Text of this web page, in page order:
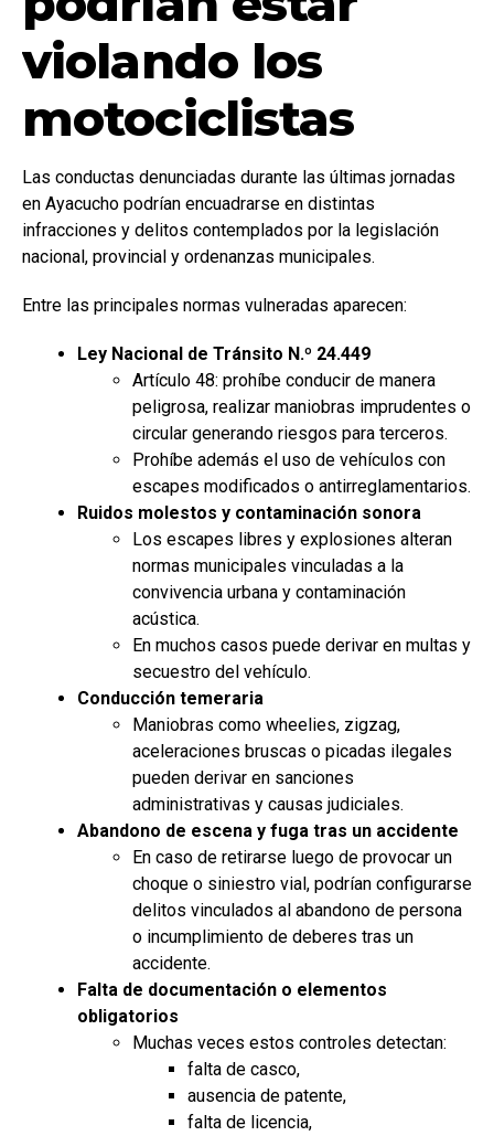
violando los
motociclistas
Las conductas denunciadas durante las últimas jornadas
en Ayacucho podrían encuadrarse en distintas
infracciones y delitos contemplados por la legislación
nacional, provincial y ordenanzas municipales.
Entre las principales normas vulneradas aparecen:
Ley Nacional de Tránsito N.º 24.449
Artículo 48: prohíbe conducir de manera
peligrosa, realizar maniobras imprudentes o
circular generando riesgos para terceros.
Prohíbe además el uso de vehículos con
escapes modificados o antirreglamentarios.
Ruidos molestos y contaminación sonora
Los escapes libres y explosiones alteran
normas municipales vinculadas a la
convivencia urbana y contaminación
acústica.
En muchos casos puede derivar en multas y
secuestro del vehículo.
Conducción temeraria
Maniobras como wheelies, zigzag,
aceleraciones bruscas o picadas ilegales
pueden derivar en sanciones
administrativas y causas judiciales.
Abandono de escena y fuga tras un accidente
En caso de retirarse luego de provocar un
choque o siniestro vial, podrían configurarse
delitos vinculados al abandono de persona
o incumplimiento de deberes tras un
accidente.
Falta de documentación o elementos
obligatorios
Muchas veces estos controles detectan:
falta de casco,
ausencia de patente,
falta de licencia,